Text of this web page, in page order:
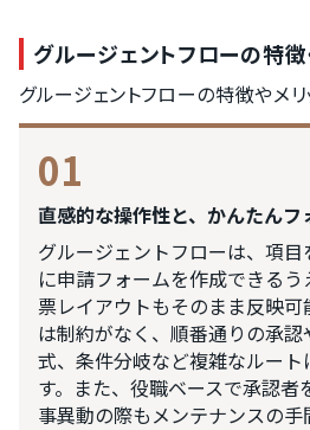
グルージェントフローの特徴
グルージェントフローの特徴やメリ
01
直感的な操作性と、かんたん
グルージェントフローは、項
に申請フォームを作成できる
票レイアウトもそのまま反映
は制約がなく、順番通りの承
式、条件分岐など複雑なルー
す。また、役職ベースで承認者
事異動の際もメンテナンスの手